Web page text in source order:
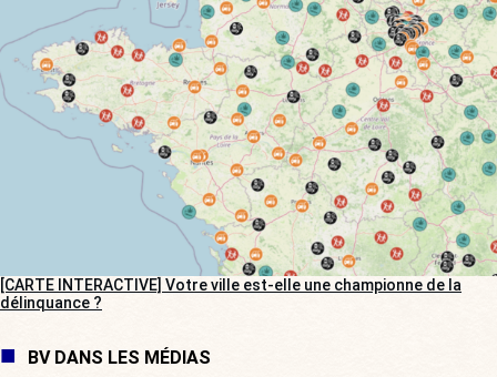
[CARTE INTERACTIVE] Votre ville est-elle une championne de la
délinquance ?
BV DANS LES MÉDIAS